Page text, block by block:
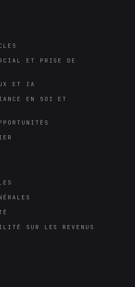
ET PRISE DE
ET IA
EN SOI ET
SUR LES REVENUS